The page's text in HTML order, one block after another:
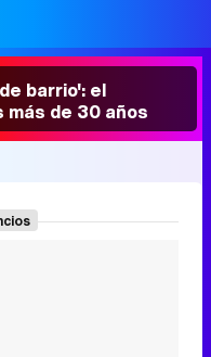
barrio': el
más de 30 años